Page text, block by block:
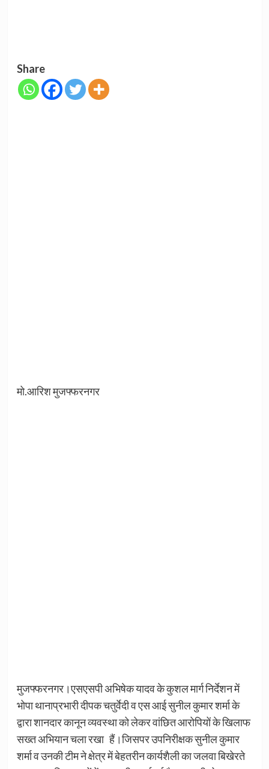
Share
मो.आरिश मुजफ्फरनगर
मुजफ्फरनगर।एसएसपी अभिषेक यादव के कुशल मार्ग निर्देशन में
भोपा थानाप्रभारी दीपक चतुर्वेदी व एस आई सुनील कुमार शर्मा के
द्वारा शानदार कानून व्यवस्था को लेकर वांछित आरोपियों के खिलाफ
सख्त अभियान चला रखा हैं।जिसपर उपनिरीक्षक सुनील कुमार
शर्मा व उनकी टीम ने क्षेत्र में बेहतरीन कार्यशैली का जलवा बिखेरते